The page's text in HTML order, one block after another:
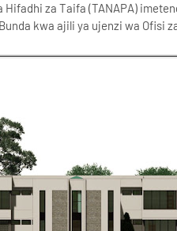
za Taifa (TANAPA)
kwa ajili ya ujenzi wa Ofisi